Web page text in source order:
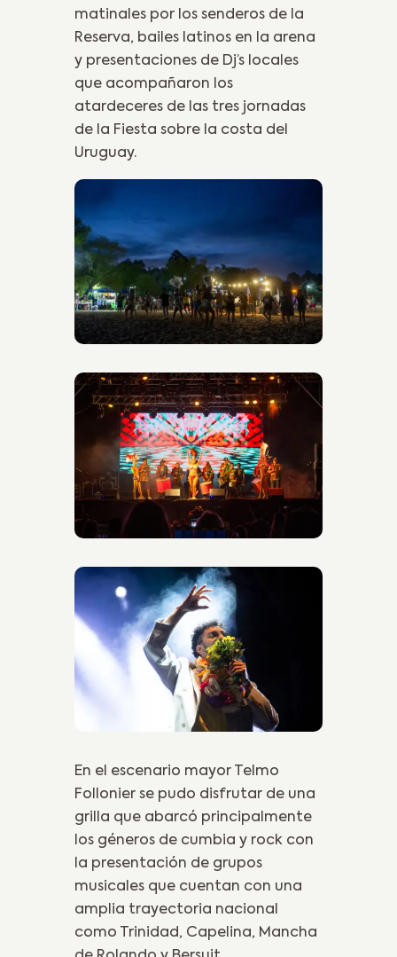
matinales por los senderos de la
Reserva, bailes latinos en la arena
y presentaciones de Dj’s locales
que acompañaron los
atardeceres de las tres jornadas
de la Fiesta sobre la costa del
Uruguay.
En el escenario mayor Telmo
Follonier se pudo disfrutar de una
grilla que abarcó principalmente
los géneros de cumbia y rock con
la presentación de grupos
musicales que cuentan con una
amplia trayectoria nacional
como Trinidad, Capelina, Mancha